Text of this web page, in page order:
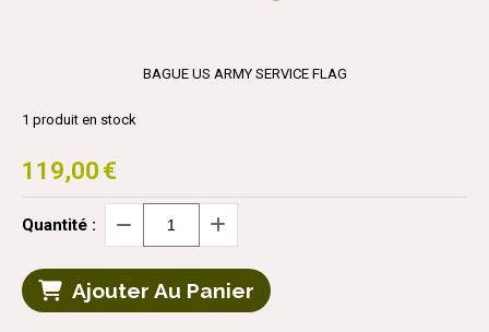
BAGUE US ARMY SERVICE FLAG
119,00 €
1 produit en stock
Quantité :
Ajouter Au Panier